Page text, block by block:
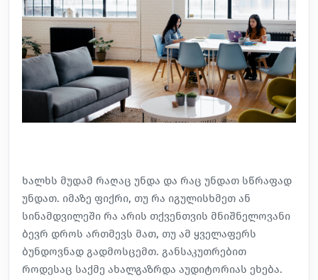
ხალხს მუდამ რაღაც უნდა და რაც უნდათ სწრაფად
უნდათ. იმაზე ფიქრი, თუ რა იგულისხმეთ ან
სინამდვილეში რა არის თქვენთვის მნიშნელოვანი
ბევრ დროს ართმევს მათ, თუ ამ ყველაფერს
ბუნდოვნად გადმოსცემთ. განსაკუთრებით
როდესაც საქმე ახალგაზრდა აუდიტორიას ეხება.